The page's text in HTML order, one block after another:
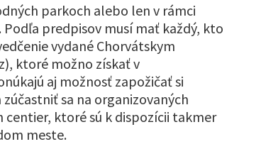
parkoch alebo len v rámci
predpisov musí mať každý, kto
vydané Chorvátskym
ktoré možno získať v
aj možnosť zapožičať si
sa na organizovaných
centier, ktoré sú k dispozícii takmer
meste.